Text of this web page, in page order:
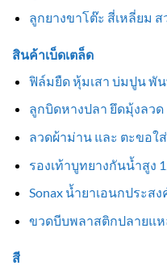
ลูกยางขาโต๊ะ สี่เหลี่ยม
สินค้าเบ็ดเตล็ด
ฟิล์มยืด หุ้มเสา บ่มปูน พั
ลูกบิดหางปลา ยึดมุ้งลวด
ลวดผ้าม่าน และ ตะขอใ
รองเท้าบูทยางกันน้ำสูง
Sonax น้ำยาเอนกประสง
ขวดบีบพลาสติกปลายแ
สี